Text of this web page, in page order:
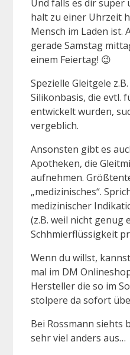
Und falls es dir super
halt zu einer Uhrzeit
Mensch im Laden ist.
gerade Samstag
einem Feiertag! 😉
Spezielle Gleitgele
Silikonbasis, die evtl.
entwickelt wurden,
vergeblich.
Ansonsten gibt es
Apotheken, die
aufnehmen.
„medizinisches“.
medizinischer
(z.B. weil nicht genug
Schhmierflüssigkeit
Wenn du willst,
mal im DM
Hersteller die so im
stolpere da sofort
Bei Rossmann siehts
sehr viel anders aus…